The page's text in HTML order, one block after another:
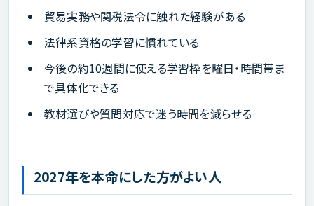
貿易実務や関税法令に触れた経験がある
法律系資格の学習に慣れている
今後の約10週間に使える学習枠を曜日・時間帯ま
で具体化できる
教材選びや質問対応で迷う時間を減らせる
2027年を本命にした方がよい人